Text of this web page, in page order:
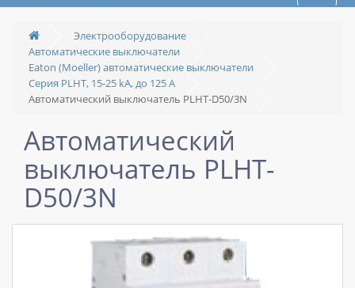
Электрооборудование
Автоматические выключатели
Eaton (Moeller) автоматические выключатели
Серия PLHT, 15-25 kA, до 125 А
Автоматический выключатель PLHT-D50/3N
Автоматический
выключатель PLHT-
D50/3N